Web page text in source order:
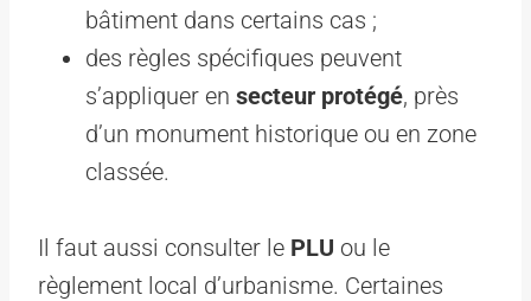
bâtiment dans certains cas ;
des règles spécifiques peuvent
s’appliquer en secteur protégé, près
d’un monument historique ou en zone
classée.
Il faut aussi consulter le PLU ou le
règlement local d’urbanisme. Certaines